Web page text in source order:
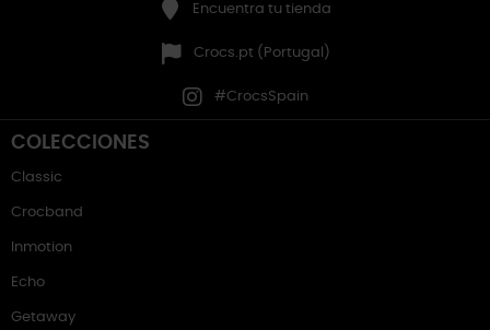
Encuentra tu tienda
Crocs.pt (Portugal)
#CrocsSpain
COLECCIONES
Classic
Crocband
Inmotion
Echo
Getaway